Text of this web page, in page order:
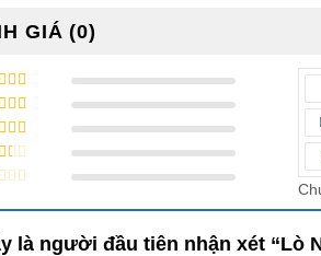
GIÁ (0)
điểm
điểm
là người đầu tiên nhận xét “Lò